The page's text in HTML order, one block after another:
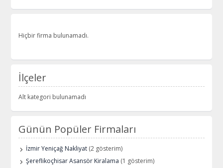
Hiçbir firma bulunamadı.
İlçeler
Alt kategori bulunamadı
Günün Popüler Firmaları
İzmir Yeniçağ Nakliyat (2 gösterim)
Şereflikoçhisar Asansör Kiralama (1 gösterim)